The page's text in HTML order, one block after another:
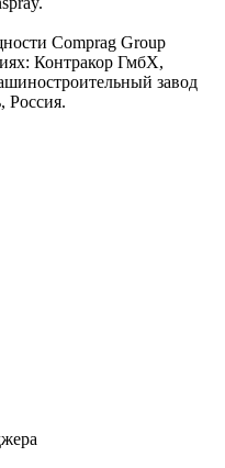
Comprag Group
Контракор ГмбХ,
завод